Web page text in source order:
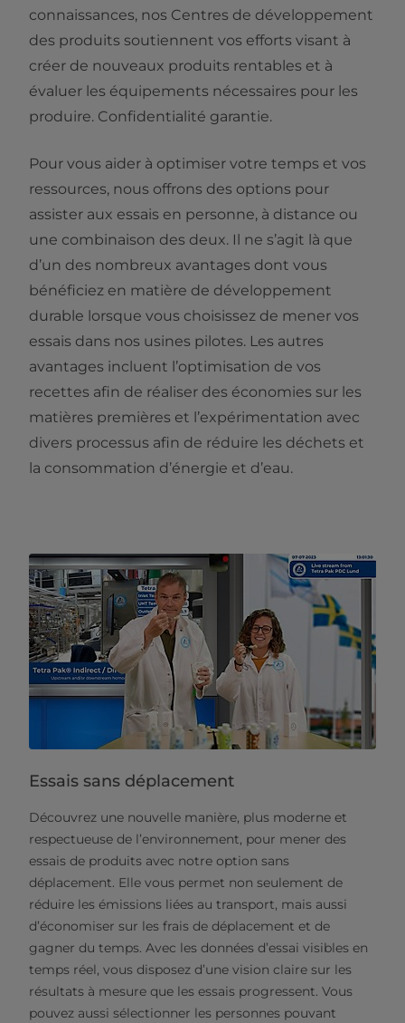
connaissances, nos Centres de développement
des produits soutiennent vos efforts visant à
créer de nouveaux produits rentables et à
évaluer les équipements nécessaires pour les
produire. Confidentialité garantie.
Pour vous aider à optimiser votre temps et vos
ressources, nous offrons des options pour
assister aux essais en personne, à distance ou
une combinaison des deux. Il ne s’agit là que
d’un des nombreux avantages dont vous
bénéficiez en matière de développement
durable lorsque vous choisissez de mener vos
essais dans nos usines pilotes. Les autres
avantages incluent l’optimisation de vos
recettes afin de réaliser des économies sur les
matières premières et l’expérimentation avec
divers processus afin de réduire les déchets et
la consommation d’énergie et d’eau.
Essais sans déplacement
Découvrez une nouvelle manière, plus moderne et
respectueuse de l’environnement, pour mener des
essais de produits avec notre option sans
déplacement. Elle vous permet non seulement de
réduire les émissions liées au transport, mais aussi
d’économiser sur les frais de déplacement et de
gagner du temps. Avec les données d’essai visibles en
temps réel, vous disposez d’une vision claire sur les
résultats à mesure que les essais progressent. Vous
pouvez aussi sélectionner les personnes pouvant